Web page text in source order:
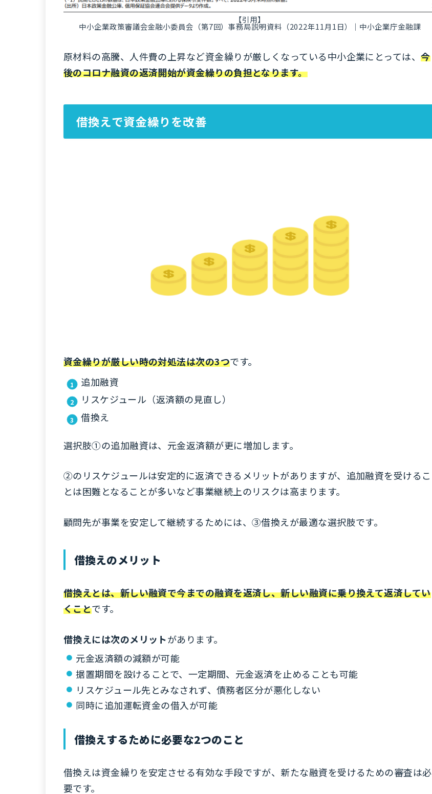
【引用】
中小企業政策審議会金融小委員会（第7回）事務局説明資料（2022年11月1日）｜中小企業庁金融課
原材料の高騰、人件費の上昇など資金繰りが厳しくなっている中小企業にとっては、今
後のコロナ融資の返済開始が資金繰りの負担となります。
借換えで資金繰りを改善
資金繰りが厳しい時の対処法は次の3つです。
追加融資
リスケジュール（返済額の見直し）
借換え
選択肢①の追加融資は、元金返済額が更に増加します。
②のリスケジュールは安定的に返済できるメリットがありますが、追加融資を受けるこ
とは困難となることが多いなど事業継続上のリスクは高まります。
顧問先が事業を安定して継続するためには、③借換えが最適な選択肢です。
借換えのメリット
借換えとは、新しい融資で今までの融資を返済し、新しい融資に乗り換えて返済してい
くことです。
借換えには次のメリットがあります。
元金返済額の減額が可能
据置期間を設けることで、一定期間、元金返済を止めることも可能
リスケジュール先とみなされず、債務者区分が悪化しない
同時に追加運転資金の借入が可能
借換えするために必要な2つのこと
借換えは資金繰りを安定させる有効な手段ですが、新たな融資を受けるための審査は必
要です。